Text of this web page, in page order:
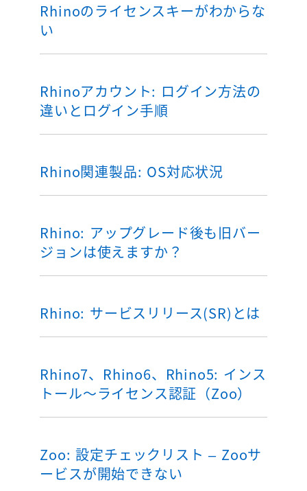
Rhinoのライセンスキーがわからな
い
Rhinoアカウント: ログイン方法の
違いとログイン手順
Rhino関連製品: OS対応状況
Rhino: アップグレード後も旧バー
ジョンは使えますか？
Rhino: サービスリリース(SR)とは
Rhino7、Rhino6、Rhino5: インス
トール～ライセンス認証（Zoo）
Zoo: 設定チェックリスト – Zooサ
ービスが開始できない